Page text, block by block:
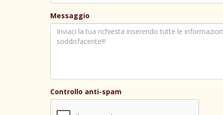
Messaggio
Controllo anti-spam